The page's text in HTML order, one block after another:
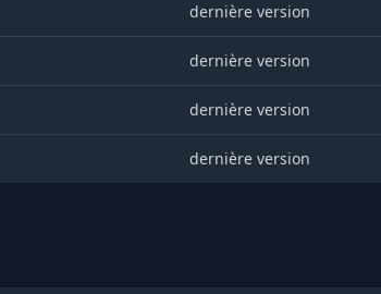
dernière version
dernière version
dernière version
dernière version